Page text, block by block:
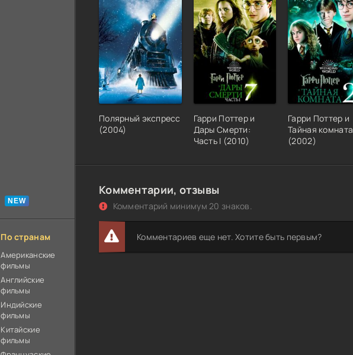
По странам
Американские
фильмы
Английские
фильмы
Индийские
фильмы
Китайские
фильмы
Полярный экспресс
(2004)
Гарри Поттер и
Дары Смерти:
Часть I (2010)
Гарри Поттер и
Тайная комната
(2002)
Комментарии, отзывы
Комментарий минимум 20 знаков.
Комментариев еще нет. Хотите быть первым?